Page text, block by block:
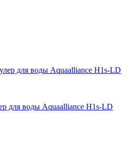
для воды Aquaalliance H1s-LD